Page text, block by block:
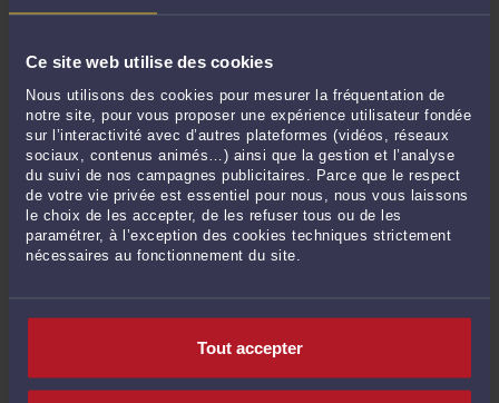
Ce site web utilise des cookies
Nous utilisons des cookies pour mesurer la fréquentation de
notre site, pour vous proposer une expérience utilisateur fondée
sur l’interactivité avec d’autres plateformes (vidéos, réseaux
sociaux, contenus animés…) ainsi que la gestion et l’analyse
du suivi de nos campagnes publicitaires. Parce que le respect
de votre vie privée est essentiel pour nous, nous vous laissons
le choix de les accepter, de les refuser tous ou de les
paramétrer, à l’exception des cookies techniques strictement
nécessaires au fonctionnement du site.
Tout accepter
fils à la naissance ... »
Le 22 sept. 2021 à 12:00surL'abandon de famille
Gauthier LECOCQ : « Vous devez d’abord déterminer le Tribunal Judiciaire
compétent ... »
Le 5 août 2021 à 19:57 surRAPPEL DES MESURES DE PROTECTION ...
Compte supprimé : « merci pour votre réponse je la trouve ou la liste des
médecins »
Le 5 août 2021 à 19:36 surRAPPEL DES MESURES DE PROTECTION ...
Gauthier LECOCQ : « Cher Monsieur, Au regard de vos explications, il apparaît
opportun de ... »
RAPPEL DES MESURES DE PROTECTION ...
Compte supprimé :« bonjour mon père est décédé en 2010 laissant à ma mére